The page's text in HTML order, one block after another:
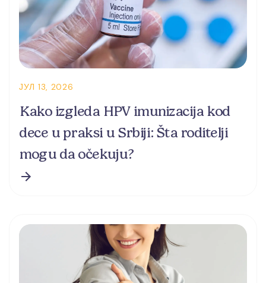
ЈУЛ 13, 2026
Kako izgleda HPV imunizacija kod
dece u praksi u Srbiji: Šta roditelji
mogu da očekuju?